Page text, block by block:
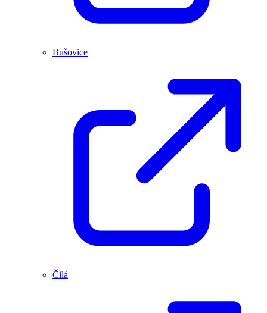
Bušovice
Čilá